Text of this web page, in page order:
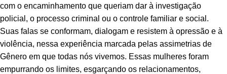
com o encaminhamento que queriam dar à investigação
policial, o processo criminal ou o controle familiar e social.
Suas falas se conformam, dialogam e resistem à opressão e à
violência, nessa experiência marcada pelas assimetrias de
Gênero em que todas nós vivemos. Essas mulheres foram
empurrando os limites, esgarçando os relacionamentos,